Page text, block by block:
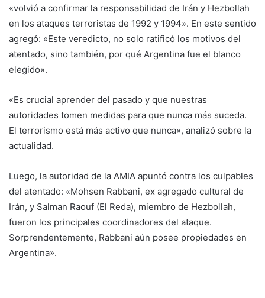
«volvió a confirmar la responsabilidad de Irán y Hezbollah
en los ataques terroristas de 1992 y 1994». En este sentido
agregó: «Este veredicto, no solo ratificó los motivos del
atentado, sino también, por qué Argentina fue el blanco
elegido».
«Es crucial aprender del pasado y que nuestras
autoridades tomen medidas para que nunca más suceda.
El terrorismo está más activo que nunca», analizó sobre la
actualidad.
Luego, la autoridad de la AMIA apuntó contra los culpables
del atentado: «Mohsen Rabbani, ex agregado cultural de
Irán, y Salman Raouf (El Reda), miembro de Hezbollah,
fueron los principales coordinadores del ataque.
Sorprendentemente, Rabbani aún posee propiedades en
Argentina».